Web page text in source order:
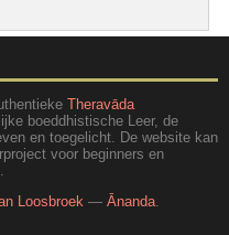
Theravāda
boeddhistische Leer, de
en toegelicht. De website kan
voor beginners en
Loosbroek — Ānanda